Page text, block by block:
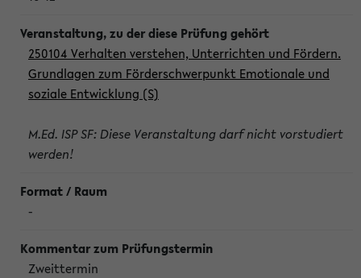
250104 Verhalten verstehen, Unterrichten und Fördern.
Grundlagen zum Förderschwerpunkt Emotionale und
soziale Entwicklung (S)
M.Ed. ISP SF: Diese Veranstaltung darf nicht vorstudiert
werden!
-
Zweittermin